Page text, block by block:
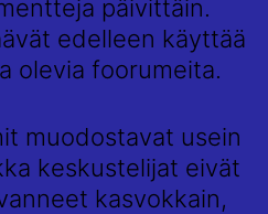
päivittäin.
edelleen käyttää
olevia foorumeita.
muodostavat usein
keskustelijat eivät
kasvokkain,